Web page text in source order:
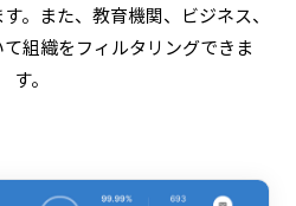
。また、教育機関、ビジネス、
組織をフィルタリングできま
す。